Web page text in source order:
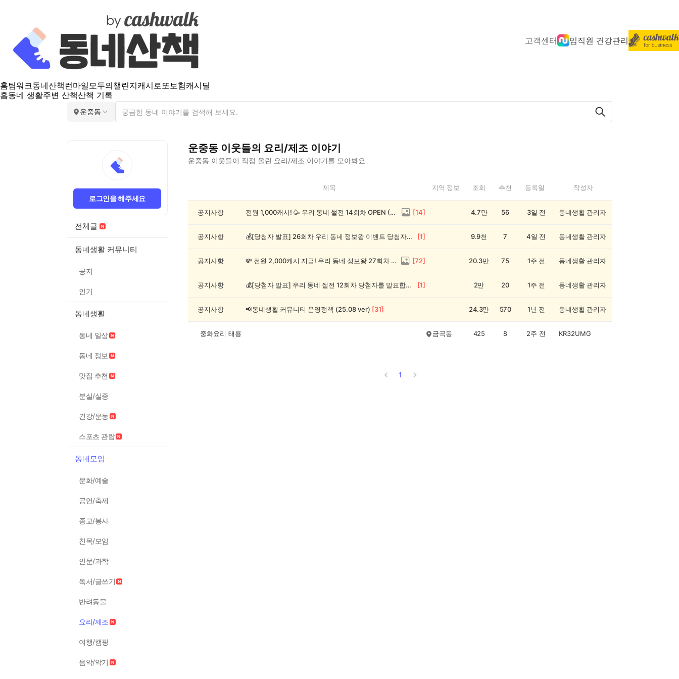
고객센터 임직원 건강관리
홈팀워크동네산책 런마일모두의챌린지캐시로또보험캐시딜
홈동네 생활주변 산책산책 기록
운중동
로그인을 해주세요
전체글
동네생활 커뮤니티
공지
인기
동네생활
동네 일상
동네 정보
맛집 추천
분실/실종
건강/운동
스포츠 관람
동네모임
문화/예술
공연/축제
종교/봉사
친목/모임
인문/과학
독서/글쓰기
반려동물
요리/제조
여행/캠핑
음악/악기
운중동 이웃들의 요리/제조 이야기
운중동 이웃들이 직접 올린 요리/제조 이야기를 모아봐요
동
제목 지역 정보 조회 추천 등록일 작성자
공지사항 전원 1,000캐시! 🥳 우리 동네 썰전 14회차 OPEN (~8/17) [14] 4.7만 56 3일 전 동네생활 관리자
공지사항 💰[당첨자 발표] 26회차 우리 동네 정보왕 이벤트 당첨자를 발표합니다! [1] 9.9천 7 4일 전 동네생활 관리자
공지사항 💸 전원 2,000캐시 지급! 우리 동네 정보왕 27회차 (~8/10) [72] 20.3만 75 1주 전 동네생활 관리자
공지사항 💰[당첨자 발표] 우리 동네 썰전 12회차 당첨자를 발표합니다! [1] 2만 20 1주 전 동네생활 관리자
공지사항 📢동네생활 커뮤니티 운영정책 (25.08 ver) [31] 24.3만 570 1년 전 동네생활 관리자
중화요리 태룡 금곡동 425 8 2주 전 KR32UMG
1